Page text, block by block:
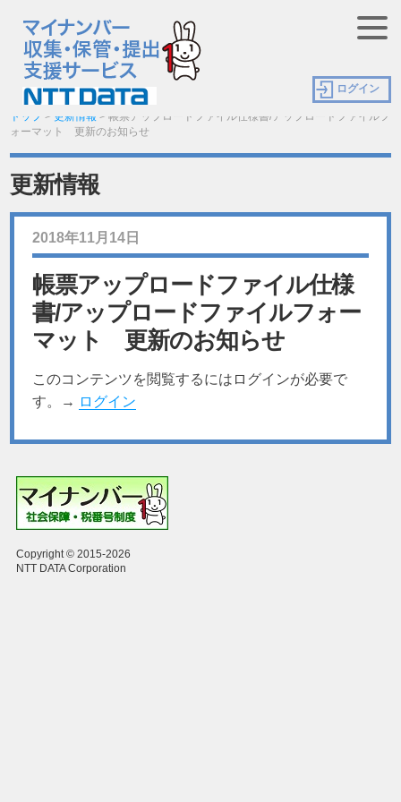
ログイン
トップ > 更新情報 >帳票アップロードファイル仕様書/アップロードファイルフ
ォーマット 更新のお知らせ
更新情報
2018年11月14日
帳票アップロードファイル仕様
書/アップロードファイルフォー
マット 更新のお知らせ
このコンテンツを閲覧するにはログインが必要で
す。→ ログイン
Copyright © 2015-2026
NTT DATA Corporation